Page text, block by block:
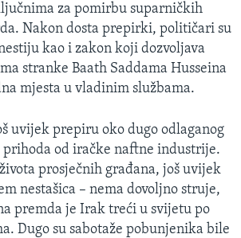
za pomirbu suparničkih
Nakon dosta prepirki, političari su
kao i zakon koji dozvoljava
stranke Baath Saddama Husseina
mjesta u vladinim službama.
uvijek prepiru oko dugo odlaganog
prihoda od iračke naftne industrije.
prosječnih građana, još uvijek
nestašica – nema dovoljno struje,
premda je Irak treći u svijetu po
Dugo su sabotaže pobunjenika bile